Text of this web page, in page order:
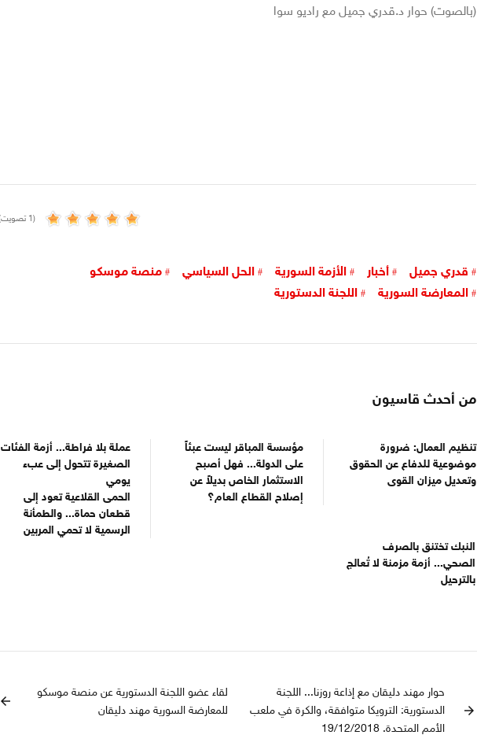
(بالصوت) حوار د.قدري جميل مع راديو سوا
(1 تصويت)
قدري جميل أخبار الأزمة السورية الحل السياسي
منصة موسكو
المعارضة السورية
اللجنة الدستورية
من أحدث قاسيون
تنظيم العمال: ضرورة
موضوعية للدفاع عن الحقوق
وتعديل ميزان القوى
مؤسسة المباقر ليست عبئاً
على الدولة... فهل أصبح
الاستثمار الخاص بديلاً عن
إصلاح القطاع العام؟
عملة بلا فراطة... أزمة الفئات
الصغيرة تتحول إلى عبء
يومي
الحمى القلاعية تعود إلى
قطعان حماة... والطمأنة
الرسمية لا تحمي المربين
النبك تختنق بالصرف
الصحي... أزمة مزمنة لا تُعالج
بالترحيل
arrow_forward
حوار مهند دليقان مع إذاعة روزنا... اللجنة
الدستورية: الترويكا متوافقة، والكرة في ملعب
الأمم المتحدة. 19/12/2018
لقاء عضو اللجنة الدستورية عن منصة موسكو
للمعارضة السورية مهند دليقان
arrow_back